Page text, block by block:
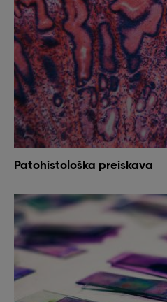
Patohistološka preiskava